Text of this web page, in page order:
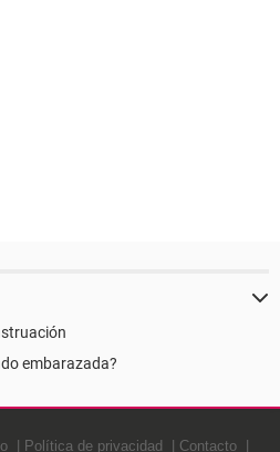
embarazada?
Política de privacidad Contacto